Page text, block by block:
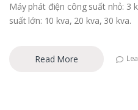
Máy phát điện công suất nhỏ: 3
suất lớn: 10 kva, 20 kva, 30 kva.
Read More